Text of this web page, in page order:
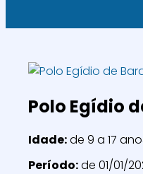
Polo Egídio
Idade:de 9 a 17
Período:de 01/01/